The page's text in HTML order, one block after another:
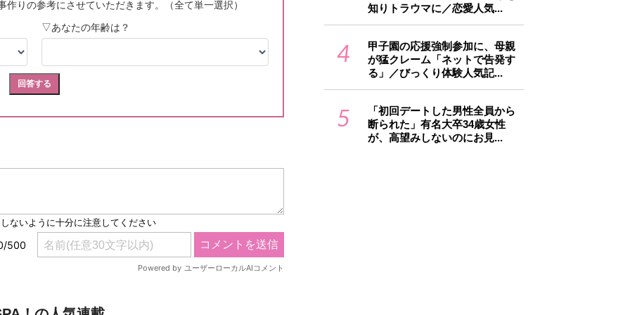
知りトラウマに／恋愛人気...
4
甲子園の応援強制参加に、母親
が猛クレーム「ネットで告発す
る」／びっくり体験人気記...
5
「初回デートした男性全員から
断られた」有名大卒34歳女性
が、高望みしないのにお見...